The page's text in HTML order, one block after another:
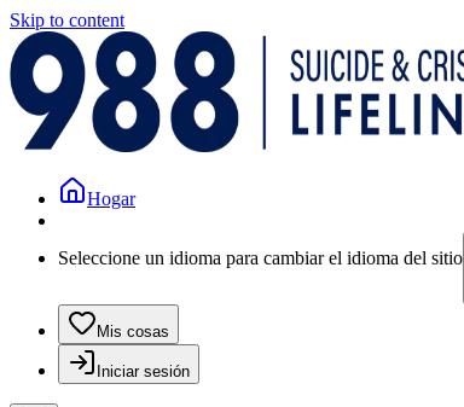
Skip to content
Hogar
Seleccione un idioma para cambiar el idioma del sitio
Mis cosas
Iniciar sesión